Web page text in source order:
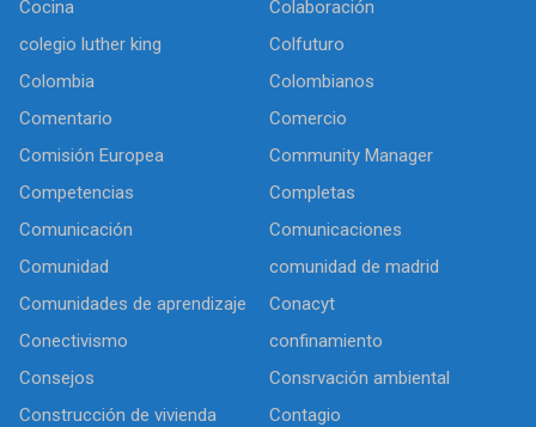
Cocina
Colaboración
colegio luther king
Colfuturo
Colombia
Colombianos
Comentario
Comercio
Comisión Europea
Community Manager
Competencias
Completas
Comunicación
Comunicaciones
Comunidad
comunidad de madrid
Comunidades de aprendizaje
Conacyt
Conectivismo
confinamiento
Consejos
Consrvación ambiental
Construcción de vivienda
Contagio